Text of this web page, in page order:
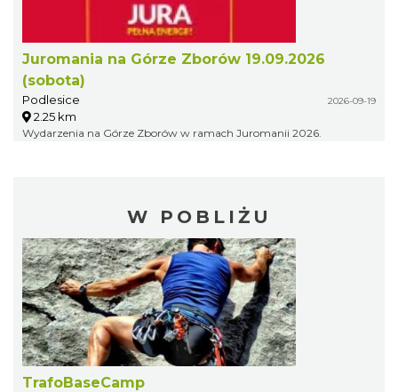
Juromania na Górze Zborów 19.09.2026
(sobota)
Podlesice 2026-09-19
2.25 km
Wydarzenia na Górze Zborów w ramach Juromanii 2026.
W POBLIŻU
TrafoBaseCamp